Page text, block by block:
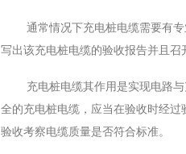
通常情况下充电桩电缆需要有
写出该充电桩电缆的验收报告并且召
充电桩电缆其作用是实现电路
全的充电桩电缆，应当在验收时经
验收考察电缆质量是否符合标准。